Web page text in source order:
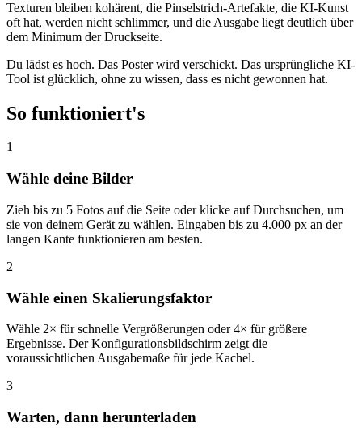
Texturen bleiben kohärent, die Pinselstrich-Artefakte, die KI-Kunst
oft hat, werden nicht schlimmer, und die Ausgabe liegt deutlich über
dem Minimum der Druckseite.
Du lädst es hoch. Das Poster wird verschickt. Das ursprüngliche KI-
Tool ist glücklich, ohne zu wissen, dass es nicht gewonnen hat.
So funktioniert's
1
Wähle deine Bilder
Zieh bis zu 5 Fotos auf die Seite oder klicke auf Durchsuchen, um
sie von deinem Gerät zu wählen. Eingaben bis zu 4.000 px an der
langen Kante funktionieren am besten.
2
Wähle einen Skalierungsfaktor
Wähle 2× für schnelle Vergrößerungen oder 4× für größere
Ergebnisse. Der Konfigurationsbildschirm zeigt die
voraussichtlichen Ausgabemaße für jede Kachel.
3
Warten, dann herunterladen